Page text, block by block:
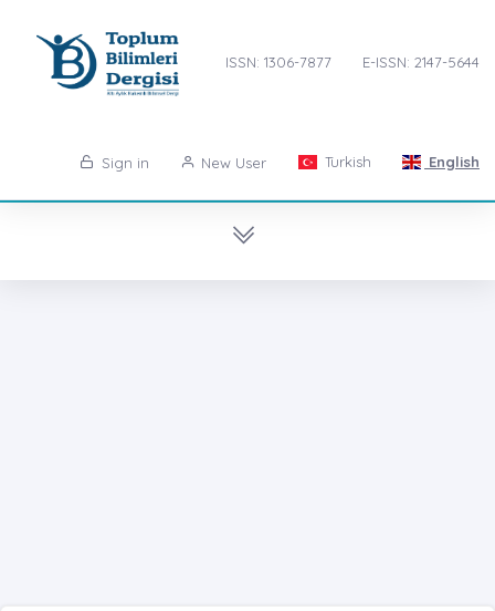
ISSN: 1306-7877 E-ISSN: 2147-5644
Sign in New User Turkish English